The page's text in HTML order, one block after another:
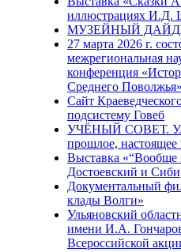
иллюстрациях И.Д.
МУЗЕЙНЫЙ
27 марта 2026 г.
межрегиональная
конференция
Среднего Поволжья»
Сайт
подсистему Говеб
УЧЁНЫЙ СОВЕТ.
прошлое,
Выставка «“Вообще
Достоевский и
Документальный
клады Волги»
Ульяновский
имени И.А.
Всероссийской